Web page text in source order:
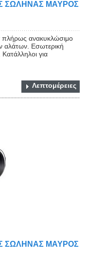
ΣΩΛΗΝΑΣ ΜΑΥΡΟΣ
ανακυκλώσιμο
αλάτων. Εσωτερική
για
Λεπτομέρειες
ΣΩΛΗΝΑΣ ΜΑΥΡΟΣ